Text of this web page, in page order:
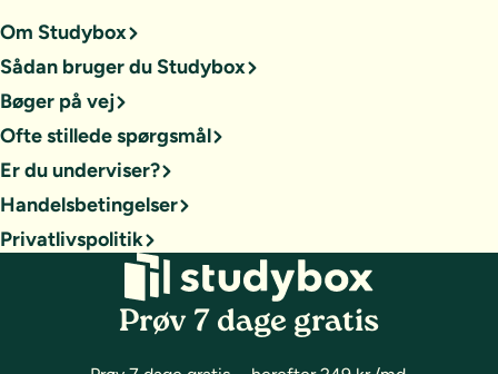
Om Studybox
Sådan bruger du Studybox
Bøger på vej
Ofte stillede spørgsmål
Er du underviser?
Handelsbetingelser
Privatlivspolitik
Prøv 7 dage gratis